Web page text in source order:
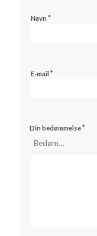
Navn *
E-mail *
Din bedømmelse*